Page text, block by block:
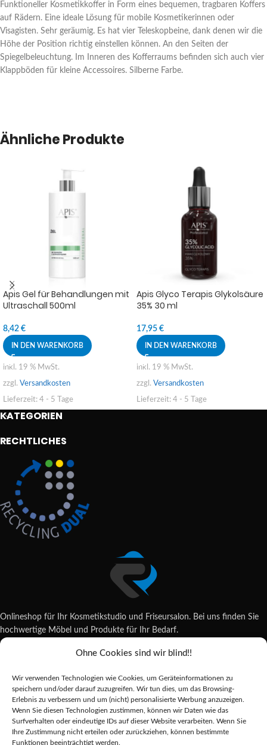
Ohne Cookies sind wir blind!!
Wir verwenden Technologien wie Cookies, um Geräteinformationen zu
speichern und/oder darauf zuzugreifen. Wir tun dies, um das Browsing-
Erlebnis zu verbessern und um (nicht) personalisierte Werbung anzuzeigen.
Wenn Sie diesen Technologien zustimmen, können wir Daten wie das
Surfverhalten oder eindeutige IDs auf dieser Website verarbeiten. Wenn Sie
Ihre Zustimmung nicht erteilen oder zurückziehen, können bestimmte
Funktionen beeinträchtigt werden.
Funktioneller Kosmetikkoffer in Form eines bequemen, tragbaren Koffers
auf Rädern. Eine ideale Lösung für mobile Kosmetikerinnen oder
Visagisten. Sehr geräumig. Es hat vier Teleskopbeine, dank denen wir die
Höhe der Position richtig einstellen können. An den Seiten der
Spiegelbeleuchtung. Im Inneren des Kofferraums befinden sich auch vier
Klappböden für kleine Accessoires. Silberne Farbe.
Ähnliche Produkte
Apis Gel für Behandlungen mit
Ultraschall 500ml
8,42 €
IN DEN WARENKORB
inkl. 19 % MwSt.
zzgl. Versandkosten
Lieferzeit: 4 - 5 Tage
Apis Glyco Terapis Glykolsäure
35% 30 ml
17,95 €
IN DEN WARENKORB
inkl. 19 % MwSt.
zzgl. Versandkosten
Lieferzeit: 4 - 5 Tage
KATEGORIEN
RECHTLICHES
Onlineshop für Ihr Kosmetikstudio und Friseursalon. Bei uns finden Sie
hochwertige Möbel und Produkte für Ihr Bedarf.
Wildsachsener Str. 6, 65207 Wiesbaden
shop@reda-shop.de
REDA SHOP - Hochwertige Studio Ausstattung
2025.
Alle Preise inkl. der gesetzlichen MwSt.